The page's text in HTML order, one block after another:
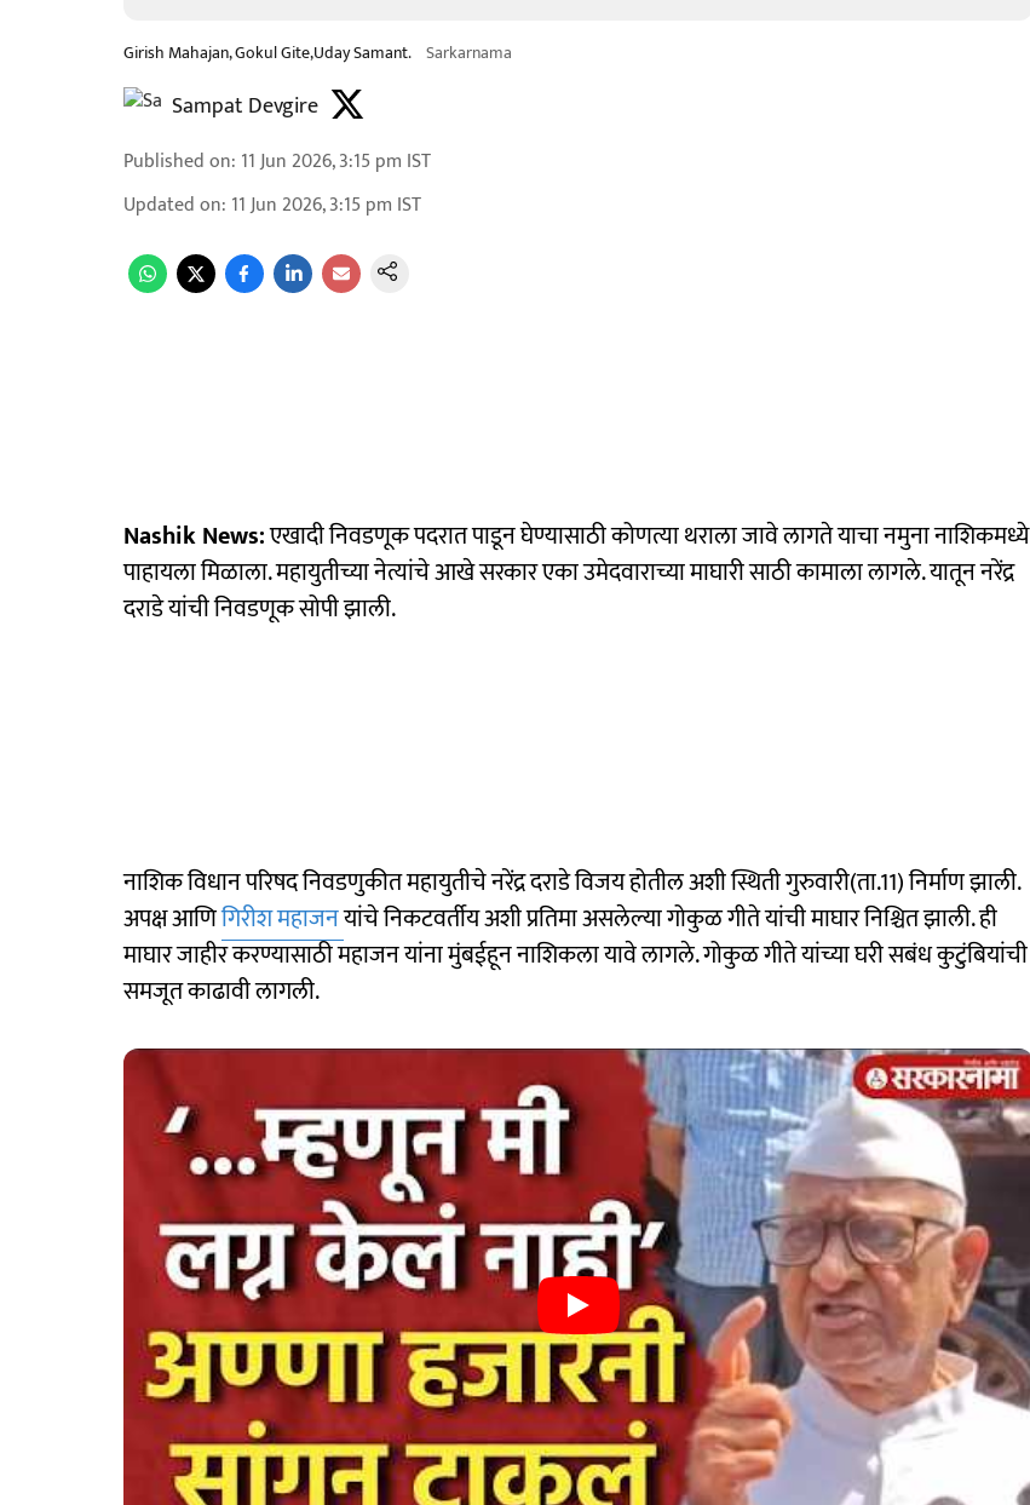
Girish Mahajan, Gokul Gite,Uday Samant. Sarkarnama
Sampat Devgire
Published on: 11 Jun 2026, 3:15 pm IST
Updated on: 11 Jun 2026, 3:15 pm IST
Nashik News:एखादी निवडणूक पदरात पाडून घेण्यासाठी कोणत्या थराला जावे लागते याचा नमुना नाशिकमध्ये
पाहायला मिळाला. महायुतीच्या नेत्यांचे आखे सरकार एका उमेदवाराच्या माघारी साठी कामाला लागले. यातून नरेंद्र
दराडे यांची निवडणूक सोपी झाली.
नाशिक विधान परिषद निवडणुकीत महायुतीचे नरेंद्र दराडे विजय होतील अशी स्थिती गुरुवारी(ता.11) निर्माण झाली.
अपक्ष आणिगिरीश महाजनयांचे निकटवर्तीय अशी प्रतिमा असलेल्या गोकुळ गीते यांची माघार निश्चित झाली. ही
माघार जाहीर करण्यासाठी महाजन यांना मुंबईहून नाशिकला यावे लागले. गोकुळ गीते यांच्या घरी सबंध कुटुंबियांची
समजूत काढावी लागली.